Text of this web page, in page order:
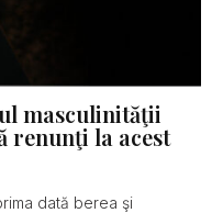
masculinităţii
renunţi la acest
dată berea şi